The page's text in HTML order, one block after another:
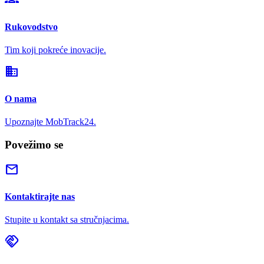
Rukovodstvo
Tim koji pokreće inovacije.
domain
O nama
Upoznajte MobTrack24.
Povežimo se
mail
Kontaktirajte nas
Stupite u kontakt sa stručnjacima.
handshake